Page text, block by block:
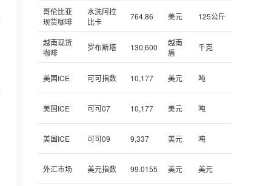
哥伦比亚
现货咖啡
水洗阿拉
比卡
764.86 美元 125公斤
越南现货
咖啡
罗布斯塔 130,600
越南
盾
千克
美国ICE 可可指数 10,177 美元 吨
美国ICE 可可07 10,177 美元 吨
美国ICE 可可09 9,337 美元 吨
外汇市场 美元指数 99.0155 美元 美元